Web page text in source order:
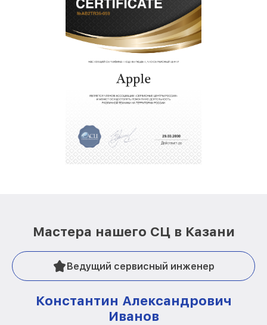
Мастера нашего СЦ в Казани
Ведущий сервисный инженер
Константин Александрович
Иванов